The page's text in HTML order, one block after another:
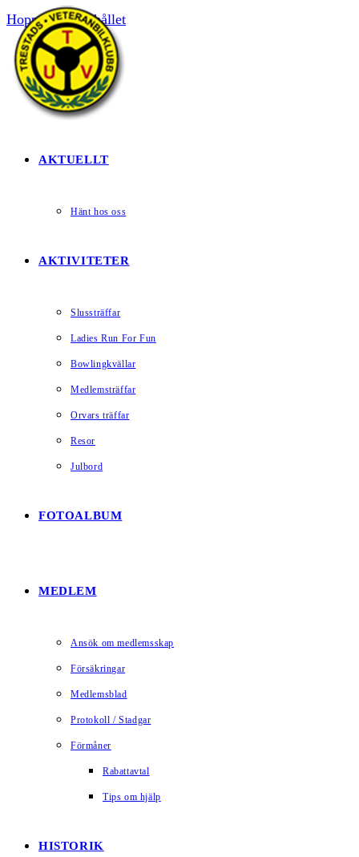
Hoppa till innehållet
HEM
AKTUELLT
Hänt hos oss
AKTIVITETER
Slussträffar
Ladies Run For Fun
Bowlingkvällar
Medlemsträffar
Orvars träffar
Resor
Julbord
FOTOALBUM
MEDLEM
Ansök om medlemsskap
Försäkringar
Medlemsblad
Protokoll / Stadgar
Förmåner
Rabattavtal
Tips om hjälp
HISTORIK